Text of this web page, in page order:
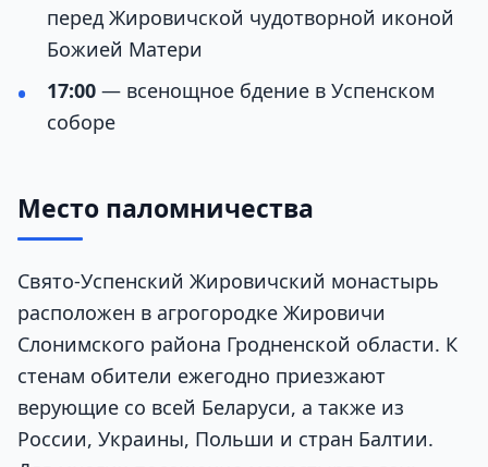
перед Жировичской чудотворной иконой
Божией Матери
17:00 — всенощное бдение в Успенском
соборе
Место паломничества
Свято-Успенский Жировичский монастырь
расположен в агрогородке Жировичи
Слонимского района Гродненской области. К
стенам обители ежегодно приезжают
верующие со всей Беларуси, а также из
России, Украины, Польши и стран Балтии.